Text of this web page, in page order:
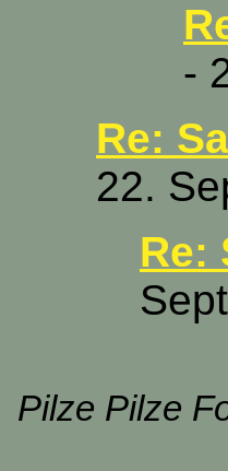
-
Re:
22.
Re:
Pilze Pilze